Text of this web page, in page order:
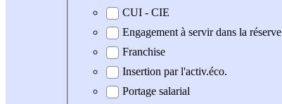
CUI - CIE
Engagement à servir dans la réserve
Franchise
Insertion par l'activ.éco.
Portage salarial